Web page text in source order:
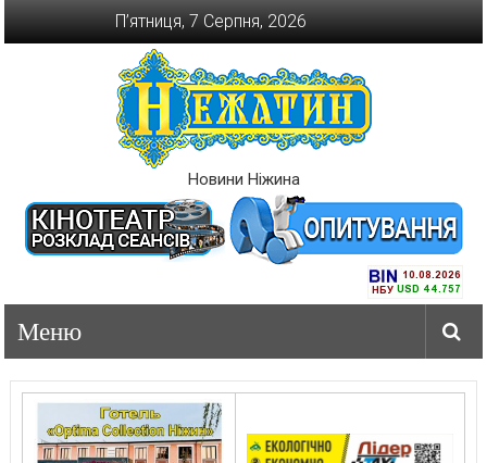
П’ятниця, 7 Серпня, 2026
Новини Ніжина